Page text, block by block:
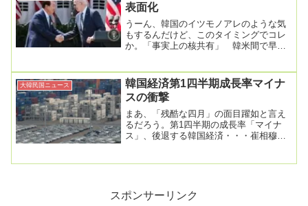
表面化
うーん、韓国のイツモノアレのような気
もするんだけど、このタイミングでコレ
か。「事実上の核共有」 韓米間で早く
大韓民国ニュース
韓国経済第1四半期成長率マイナ
スの衝撃
まあ、「残酷な四月」の面目躍如と言え
るだろう。第1四半期の成長率「マイナ
ス」、後退する韓国経済・・・崔相穆経
スポンサーリンク